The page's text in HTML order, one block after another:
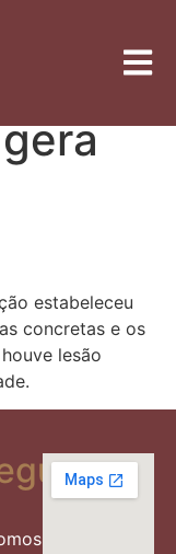
de
plano
estabeleceu
concretas e os
lesão